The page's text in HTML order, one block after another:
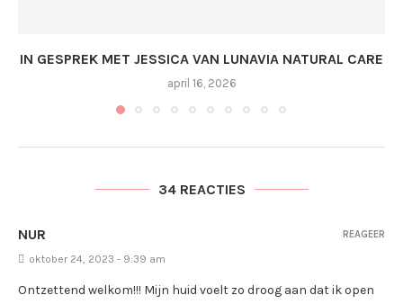
IN GESPREK MET JESSICA VAN LUNAVIA NATURAL CARE
april 16, 2026
34 REACTIES
NUR
oktober 24, 2023 - 9:39 am
Ontzettend welkom!!! Mijn huid voelt zo droog aan dat ik open
REAGEER